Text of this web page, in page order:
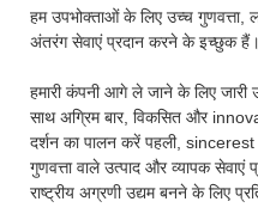
हम उपभोक्ताओं के लिए उच्च
अंतरंग सेवाएं प्रदान करने के इच्छुक हैं।
हमारी कंपनी आगे ले जाने के लिए
साथ अग्रिम बार, विकसित और
दर्शन का पालन करें पहली,
गुणवत्ता वाले उत्पाद और व्यापक सेवाएं
राष्ट्रीय अग्रणी उद्यम बनने के लिए